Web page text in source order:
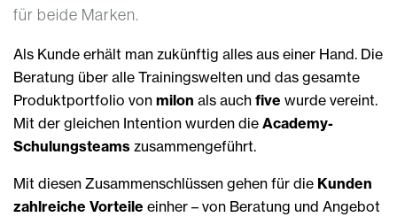
für beide Marken.
Als Kunde erhält man zukünftig alles aus einer Hand. Die
Beratung über alle Trainingswelten und das gesamte
Produktportfolio von milon als auch five wurde vereint.
Mit der gleichen Intention wurden die Academy-
Schulungsteams zusammengeführt.
Mit diesen Zusammenschlüssen gehen für die Kunden
zahlreiche Vorteile einher – von Beratung und Angebot